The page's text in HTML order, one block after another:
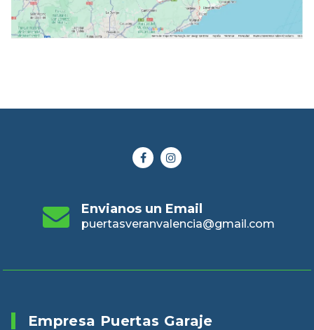
Envianos un Email
puertasveranvalencia@gmail.com
Empresa Puertas Garaje